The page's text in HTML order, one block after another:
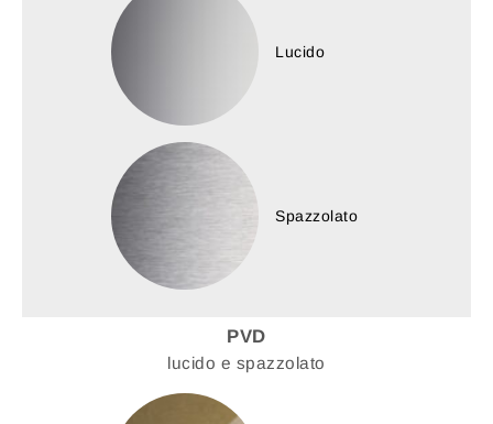
Lucido
Spazzolato
PVD
lucido e spazzolato